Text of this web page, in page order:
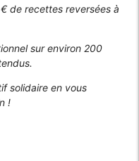
de recettes reversées à
sur environ 200
solidaire en vous
!